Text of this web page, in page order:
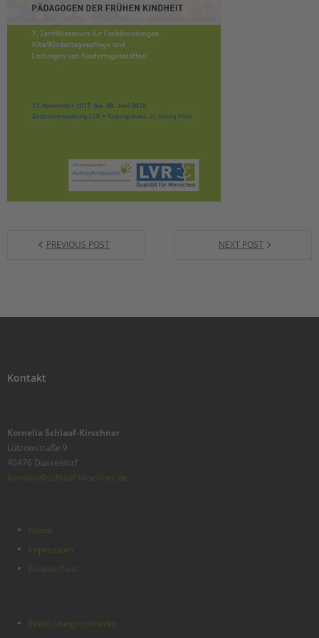
PREVIOUS POST NEXT POST
Kontakt
Kornelia Schlaaf-Kirschner
Lützowstraße 9
40476 Düsseldorf
kornelia@schlaaf-kirschner.de
Home
Impressum
Datenschutz
Entwicklungsschnecke